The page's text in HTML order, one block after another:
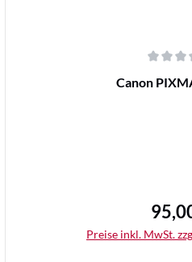
Durchschnittliche Bewertung
Canon
Preise inkl. MwSt.